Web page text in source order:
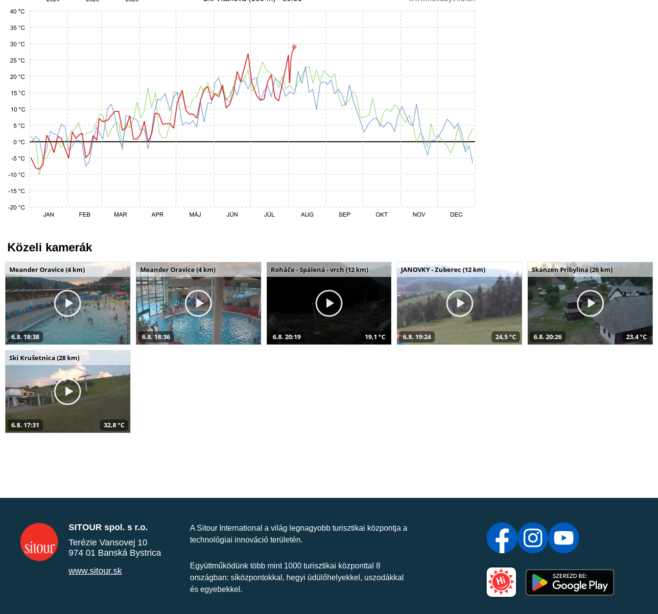
Közeli kamerák
Meander Oravice (4 km)
6.8. 18:38
Meander Oravice (4 km)
6.8. 18:36
Roháče - Spálená - vrch (12 km)
6.8. 20:19 19,1 °C
JANOVKY - Zuberec (12 km)
6.8. 19:24 24,5 °C
Skanzen Pribylina (26 km)
6.8. 20:26 23,4 °C
Ski Krušetnica (28 km)
6.8. 17:31 32,8 °C
SITOUR spol. s r.o.
Terézie Vansovej 10
974 01 Banská Bystrica
www.sitour.sk
A Sitour International a világ legnagyobb turisztikai központja a
technológiai innováció területén.
Együttműködünk több mint 1000 turisztikai központtal 8
országban: síközpontokkal, hegyi üdülőhelyekkel, uszodákkal
és egyebekkel.